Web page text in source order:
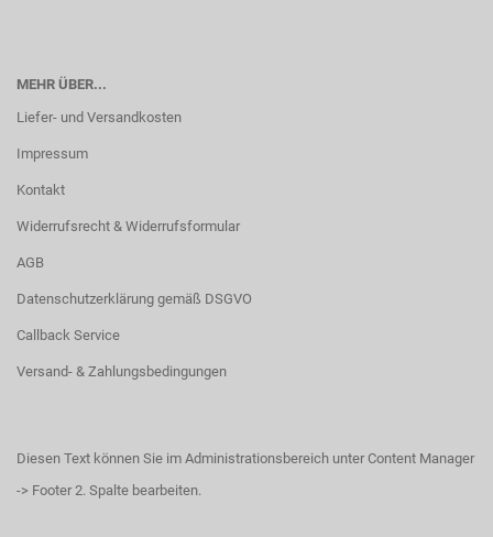
MEHR ÜBER...
Liefer- und Versandkosten
Impressum
Kontakt
Widerrufsrecht & Widerrufsformular
AGB
Datenschutzerklärung gemäß DSGVO
Callback Service
Versand- & Zahlungsbedingungen
Diesen Text können Sie im Administrationsbereich unter Content Manager
-> Footer 2. Spalte bearbeiten.